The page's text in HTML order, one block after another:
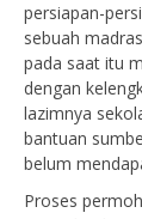
persiapan-
sebuah
pada saat itu
dengan
lazimnya
bantuan
belum
Proses